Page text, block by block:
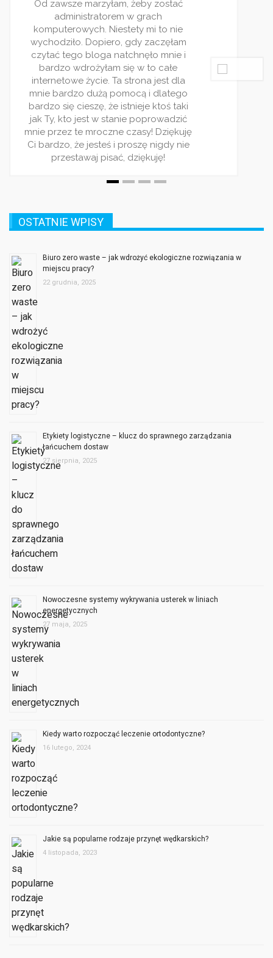
Jestem dziennikarką, z racji pracy i
ciekawości często śledzę różnorakie
blogi. Wasz jest jednym z moich
ulubionych. Piszecie bardzo ciekawie
rzetelnie. Wpisy pojawiaja się
i zawsze traktują o jakimś ciekwym
zagadnieniu. Bardzo wszystkim
polecam ten serwis! Jest on
dla ludzi rządnych rozrywki!
Biuro zero waste – jak wdrożyć ekologiczne rozwiązania w
miejscu pracy?
16 lutego, 2024
4 listopada, 2023
OPINIE UŻYTKOWNIKÓW